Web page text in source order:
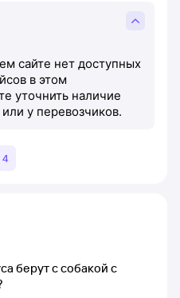
сайте нет доступных
в этом
уточнить наличие
у перевозчиков.
4
берут с собакой с